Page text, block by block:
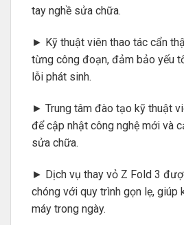
tay nghề sửa chữa.
► Kỹ thuật viên thao tác cẩn
từng công đoạn, đảm bảo yếu
lỗi phát sinh.
► Trung tâm đào tạo kỹ thuật
để cập nhật công nghệ mới và
sửa chữa.
► Dịch vụ thay vỏ Z Fold 3
chóng với quy trình gọn lẹ, giúp
máy trong ngày.